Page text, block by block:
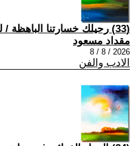
(33) رحيلك خسارتنا الباهظة / للشاعر صبيح عمر
مقداد مسعود
2026 / 8 / 8
الادب والفن